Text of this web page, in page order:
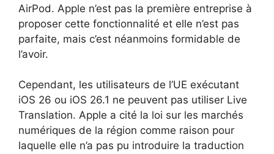
AirPod. Apple n’est pas la première entreprise à
proposer cette fonctionnalité et elle n’est pas
parfaite, mais c’est néanmoins formidable de
l’avoir.
Cependant, les utilisateurs de l’UE exécutant
iOS 26 ou iOS 26.1 ne peuvent pas utiliser Live
Translation. Apple a cité la loi sur les marchés
numériques de la région comme raison pour
laquelle elle n’a pas pu introduire la traduction